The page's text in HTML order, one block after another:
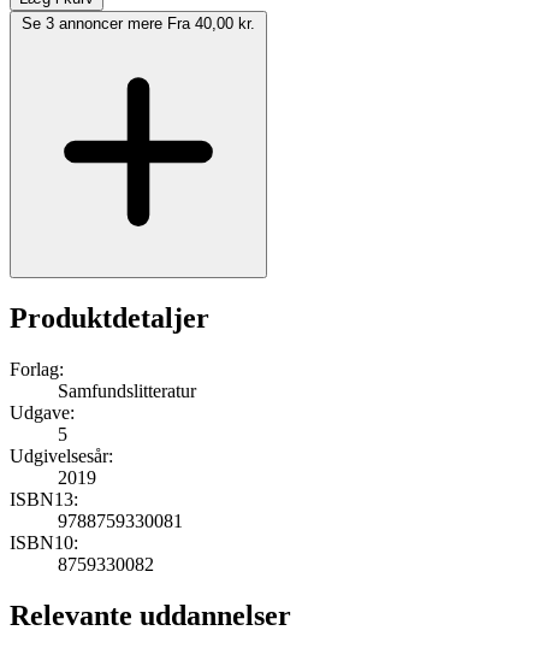
Se 3 annoncer mere Fra 40,00 kr.
Produktdetaljer
Forlag:
Samfundslitteratur
Udgave:
5
Udgivelsesår:
2019
ISBN13:
9788759330081
ISBN10:
8759330082
Relevante uddannelser